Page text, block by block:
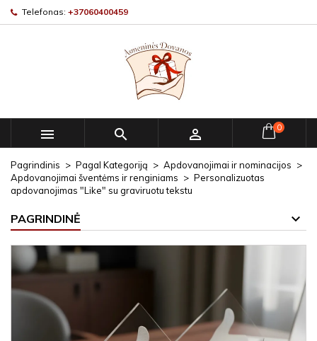
Telefonas: +37060400459
   0
Pagrindinis Pagal Kategoriją
Apdovanojimai ir nominacijos
Apdovanojimai šventėms ir renginiams
Personalizuotas
apdovanojimas "Like" su graviruotu tekstu
PAGRINDINĖ